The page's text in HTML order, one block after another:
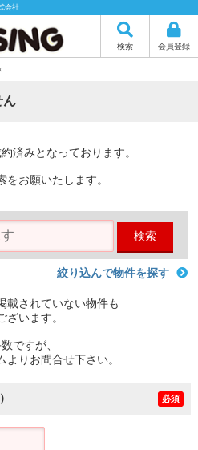
会社
検索 会員登録
ん
済みとなっております。
をお願いたします。
検索
絞り込んで物件を探す
載されていない物件も
ざいます。
ですが、
よりお問合せ下さい。
必須